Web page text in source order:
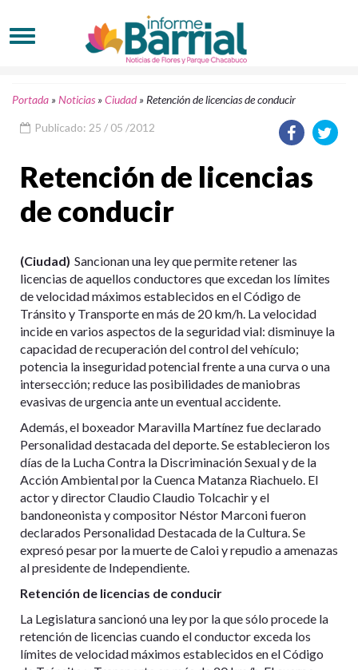
Portada »Noticias »Ciudad» Retención de licencias de conducir
Publicado: 25 / 05 /2012
Retención de licencias
de conducir
(Ciudad) Sancionan una ley que permite retener las
licencias de aquellos conductores que excedan los límites
de velocidad máximos establecidos en el Código de
Tránsito y Transporte en más de 20 km/h. La velocidad
incide en varios aspectos de la seguridad vial: disminuye la
capacidad de recuperación del control del vehículo;
potencia la inseguridad potencial frente a una curva o una
intersección; reduce las posibilidades de maniobras
evasivas de urgencia ante un eventual accidente.
Además, el boxeador Maravilla Martínez fue declarado
Personalidad destacada del deporte. Se establecieron los
días de la Lucha Contra la Discriminación Sexual y de la
Acción Ambiental por la Cuenca Matanza Riachuelo. El
actor y director Claudio Claudio Tolcachir y el
bandoneonista y compositor Néstor Marconi fueron
declarados Personalidad Destacada de la Cultura. Se
expresó pesar por la muerte de Caloi y repudio a amenazas
al presidente de Independiente.
Retención de licencias de conducir
La Legislatura sancionó una ley por la que sólo procede la
retención de licencias cuando el conductor exceda los
límites de velocidad máximos establecidos en el Código